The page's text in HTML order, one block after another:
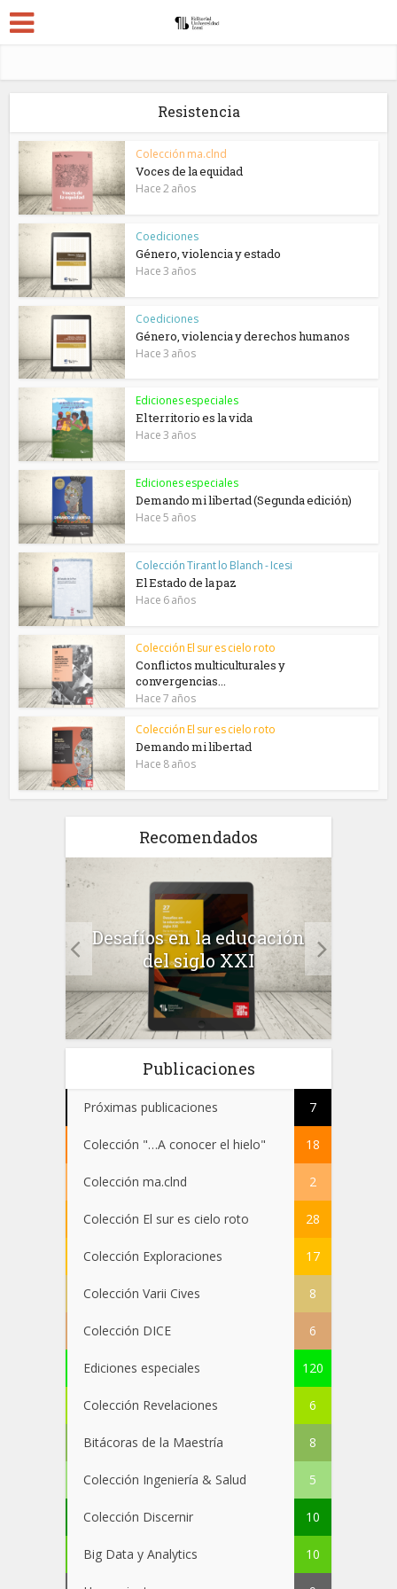
Resistencia
Colección ma.clnd
Voces de la equidad
Hace 2 años
Coediciones
Género, violencia y estado
Hace 3 años
Coediciones
Género, violencia y derechos humanos
Hace 3 años
Ediciones especiales
El territorio es la vida
Hace 3 años
Ediciones especiales
Demando mi libertad (Segunda edición)
Hace 5 años
Colección Tirant lo Blanch - Icesi
El Estado de la paz
Hace 6 años
Colección El sur es cielo roto
Conflictos multiculturales y
convergencias...
Hace 7 años
Colección El sur es cielo roto
Demando mi libertad
Hace 8 años
Recomendados
Desafíos en la educación
del siglo XXI
Publicaciones
Próximas publicaciones 7
Colección "…A conocer el hielo" 18
Colección ma.clnd 2
Colección El sur es cielo roto 28
Colección Exploraciones 17
Colección Varii Cives 8
Colección DICE 6
Ediciones especiales 120
Colección Revelaciones 6
Bitácoras de la Maestría 8
Colección Ingeniería & Salud 5
Colección Discernir 10
Big Data y Analytics 10